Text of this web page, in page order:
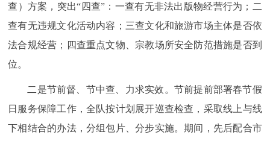
查）方案，突出“四查”：一查有无非法出版物经营行为；二
查有无违规文化活动内容；三查文化和旅游市场主体是否依
法合规经营；四查重点文物、宗教场所安全防范措施是否到
位。
二是节前督、节中查、力求实效。节前提前部署春节假
日服务保障工作，全队按计划展开巡查检查，采取线上与线
下相结合的办法，分组包片、分步实施。期间，先后配合市